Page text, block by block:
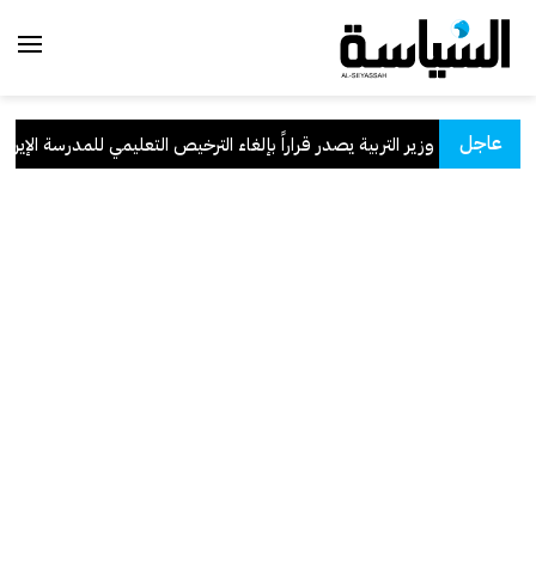
عاجل وزير التربية يصدر قراراً بإلغاء الترخيص التعليمي للمدرسة